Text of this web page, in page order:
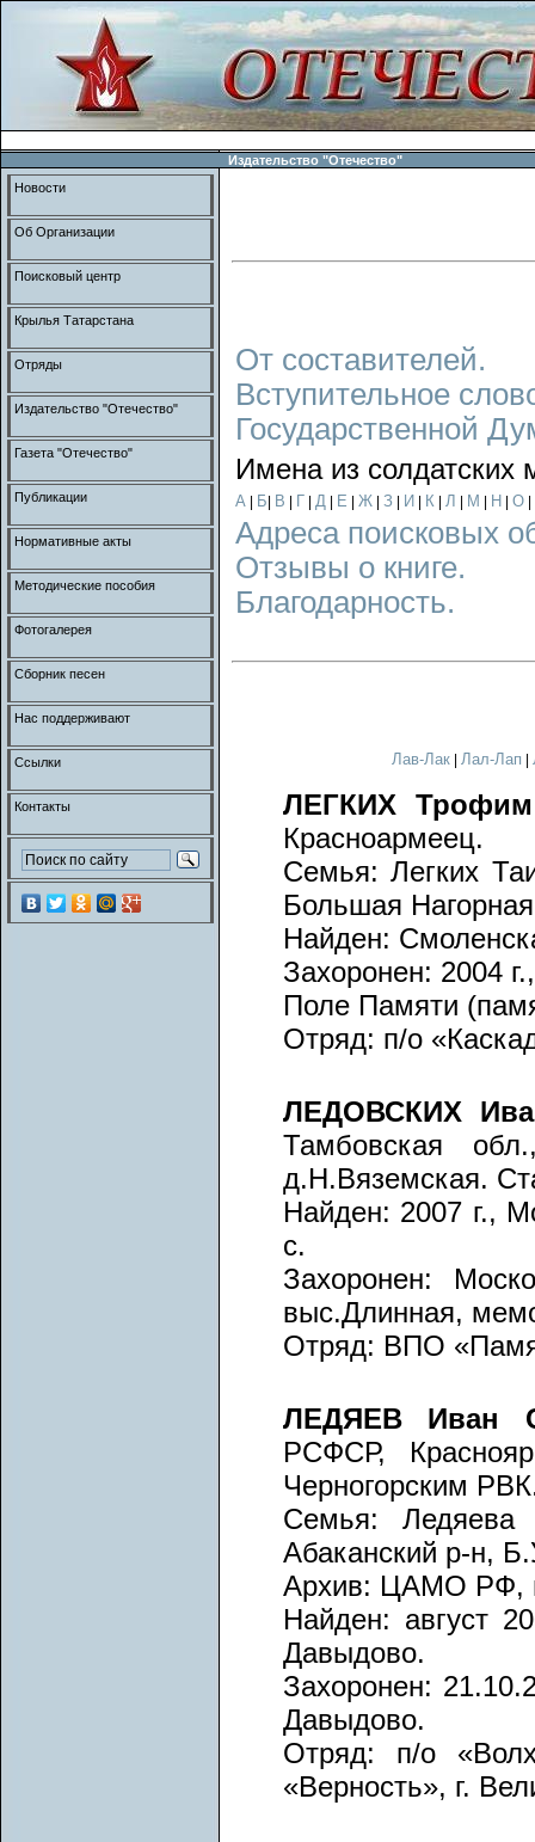
Издательство "Отечество"
От составителей.
Вступительное
Государственной
Имена из солдатских
А Б В Г Д Е Ж З И К Л М Н О
Адреса поисковых
Отзывы о книге.
Благодарность.
Лав-Лак Лал-Лап
ЛЕГКИХ
Красноармеец.
Семья: Легких
Большая
Найден:
Захоронен: 2004
Поле Памяти
Отряд: п/о
ЛЕДОВСКИХ
Тамбовская
д.Н.Вяземская.
Найден: 2007 г.,
с.
Захоронен:
выс.Длинная,
Отряд: ВПО
ЛЕДЯЕВ Иван
РСФСР,
Черногорским
Семья:
Абаканский р-н,
Архив: ЦАМО РФ,
Найден: август
Давыдово.
Захоронен:
Давыдово.
Отряд: п/о
«Верность», г.
Новости
Об Организации
Поисковый центр
Крылья Татарстана
Отряды
Издательство "Отечество"
Газета "Отечество"
Публикации
Нормативные акты
Методические пособия
Фотогалерея
Сборник песен
Нас поддерживают
Ссылки
Контакты